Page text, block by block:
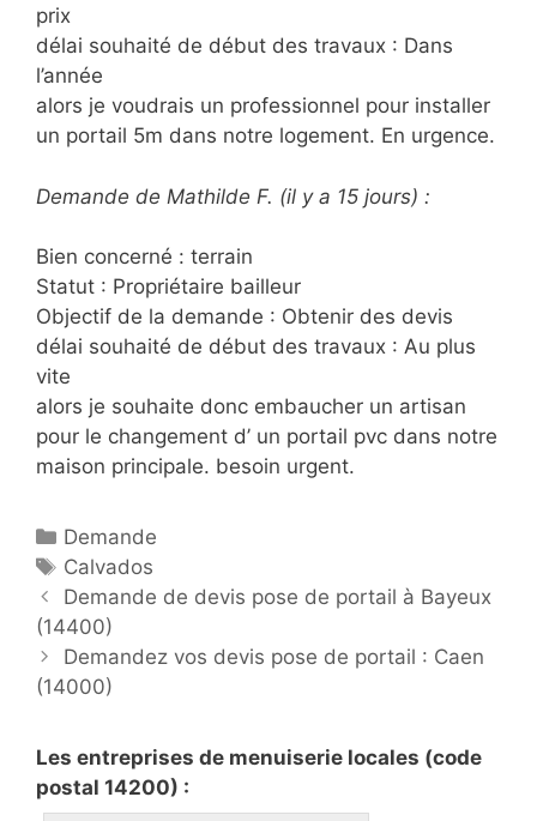
prix
délai souhaité de début des travaux : Dans
l’année
alors je voudrais un professionnel pour installer
un portail 5m dans notre logement. En urgence.
Demande de Mathilde F. (il y a 15 jours) :
Bien concerné : terrain
Statut : Propriétaire bailleur
Objectif de la demande : Obtenir des devis
délai souhaité de début des travaux : Au plus
vite
alors je souhaite donc embaucher un artisan
pour le changement d’ un portail pvc dans notre
maison principale. besoin urgent.
C
a
t
é
g
o
i
e
s
Demande
É
t
i
q
u
t
t
e
Calvados
P
o
s
t
a
v
i
Demande de devis pose de portail à Bayeux
(14400)
Demandez vos devis pose de portail : Caen
(14000)
Les entreprises de menuiserie locales (code
postal 14200) :